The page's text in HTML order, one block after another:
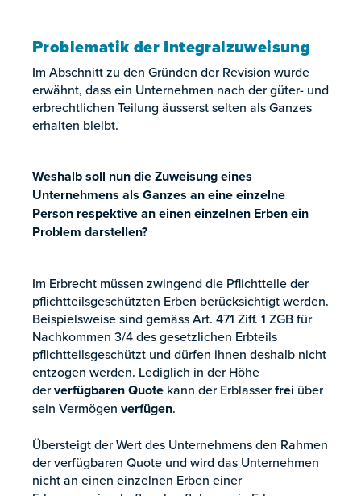
Problematik der Integralzuweisung
Im Abschnitt zu den Gründen der Revision wurde
erwähnt, dass ein Unternehmen nach der güter- und
erbrechtlichen Teilung äusserst selten als Ganzes
erhalten bleibt.
Weshalb soll nun die Zuweisung eines
Unternehmens als Ganzes an eine einzelne
Person respektive an einen einzelnen Erben ein
Problem darstellen?
Im Erbrecht müssen zwingend die Pflichtteile der
pflichtteilsgeschützten Erben berücksichtigt werden.
Beispielsweise sind gemäss Art. 471 Ziff. 1 ZGB für
Nachkommen 3/4 des gesetzlichen Erbteils
pflichtteilsgeschützt und dürfen ihnen deshalb nicht
entzogen werden. Lediglich in der Höhe
derverfügbaren Quote kann der Erblasserfrei über
sein Vermögen verfügen.
Übersteigt der Wert des Unternehmens den Rahmen
der verfügbaren Quote und wird das Unternehmen
nicht an einen einzelnen Erben einer